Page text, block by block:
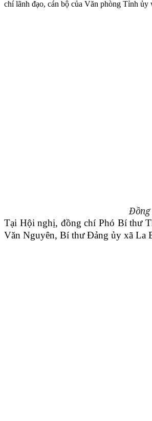
chí lãnh đạo, cán bộ của Văn phòng Tỉnh ủy
Đồng
Tại Hội nghị, đồng chí Phó Bí thư
Văn Nguyên, Bí thư Đảng ủy xã La